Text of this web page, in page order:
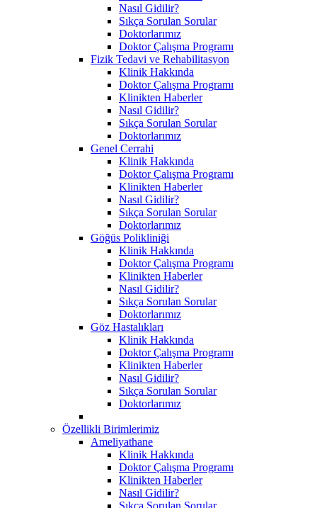
Nasıl Gidilir?
Sıkça Sorulan Sorular
Doktorlarımız
Doktor Çalışma Programı
Fizik Tedavi ve Rehabilitasyon
Klinik Hakkında
Doktor Çalışma Programı
Klinikten Haberler
Nasıl Gidilir?
Sıkça Sorulan Sorular
Doktorlarımız
Genel Cerrahi
Klinik Hakkında
Doktor Çalışma Programı
Klinikten Haberler
Nasıl Gidilir?
Sıkça Sorulan Sorular
Doktorlarımız
Göğüs Polikliniği
Klinik Hakkında
Doktor Çalışma Programı
Klinikten Haberler
Nasıl Gidilir?
Sıkça Sorulan Sorular
Doktorlarımız
Göz Hastalıkları
Klinik Hakkında
Doktor Çalışma Programı
Klinikten Haberler
Nasıl Gidilir?
Sıkça Sorulan Sorular
Doktorlarımız
Özellikli Birimlerimiz
Ameliyathane
Klinik Hakkında
Doktor Çalışma Programı
Klinikten Haberler
Nasıl Gidilir?
Sıkça Sorulan Sorular